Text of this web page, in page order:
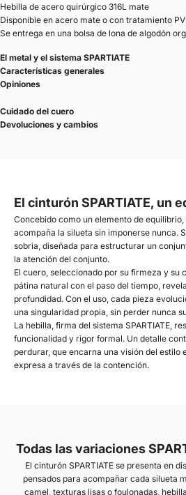
Hebilla de acero quirúrgico 316L mate
Disponible en acero mate o con tratamiento
Se entrega en una bolsa de lona de algodón
El metal y el sistema SPARTIATE
Características generales
Opiniones
Cuidado del cuero
Devoluciones y cambios
El cinturón SPARTIATE, un
Concebido como un elemento de equilibrio,
acompaña la silueta sin imponerse nunca.
sobria, diseñada para estructurar un
la atención del conjunto.
El cuero, seleccionado por su firmeza y su
pátina natural con el paso del tiempo,
profundidad. Con el uso, cada pieza
una singularidad propia, sin perder nunca
La hebilla, firma del sistema SPARTIATE,
funcionalidad y rigor formal. Un detalle
perdurar, que encarna una visión del estilo
expresa a través de la contención.
Todas las variaciones
El cinturón SPARTIATE se presenta en
pensados para acompañar cada silueta
camel, texturas lisas o foulonadas,